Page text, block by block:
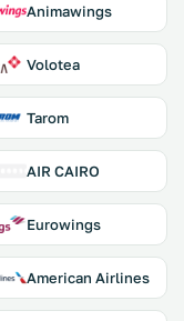
Animawings
Volotea
Tarom
AIR CAIRO
Eurowings
American Airlines